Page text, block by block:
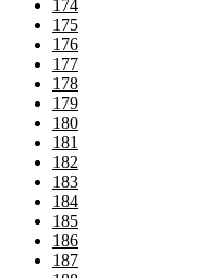
174
175
176
177
178
179
180
181
182
183
184
185
186
187